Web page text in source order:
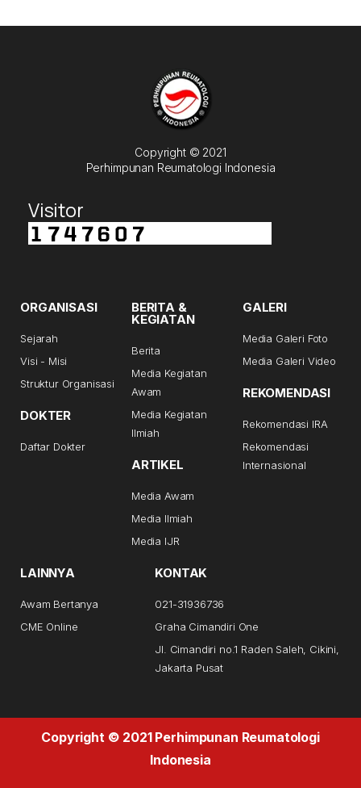
Copyright © 2021
Perhimpunan Reumatologi Indonesia
Visitor
ORGANISASI
Sejarah
Visi - Misi
Struktur Organisasi
DOKTER
Daftar Dokter
BERITA &
KEGIATAN
Berita
Media Kegiatan
Awam
Media Kegiatan
Ilmiah
ARTIKEL
Media Awam
Media Ilmiah
Media IJR
GALERI
Media Galeri Foto
Media Galeri Video
REKOMENDASI
Rekomendasi IRA
Rekomendasi
Internasional
LAINNYA
Awam Bertanya
CME Online
KONTAK
021-31936736
Graha Cimandiri One
Jl. Cimandiri no.1 Raden Saleh, Cikini,
Jakarta Pusat
Copyright © 2021 Perhimpunan Reumatologi
Indonesia